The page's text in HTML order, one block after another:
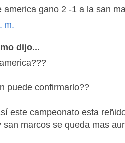
america gano 2 -1 a la san
m.
dijo...
puede confirmarlo??
este campeonato esta
san marcos se queda mas